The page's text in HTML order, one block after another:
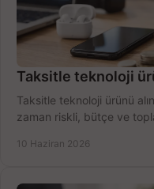
Taksitle teknoloji
Taksitle teknoloji ürünü
zaman riskli, bütçe ve
10 Haziran 2026